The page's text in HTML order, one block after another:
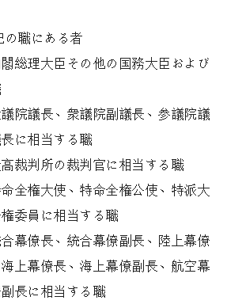
職にある者
総理大臣その他の国務大臣および
院議長、衆議院副議長、参議院議
に相当する職
裁判所の裁判官に相当する職
全権大使、特命全権公使、特派大
委員に相当する職
幕僚長、統合幕僚副長、陸上幕僚
上幕僚長、海上幕僚副長、航空幕
長に相当する職